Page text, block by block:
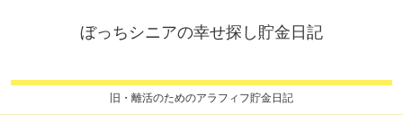
ぼっちシニアの幸せ探し貯金日記
旧・離活のためのアラフィフ貯金日記